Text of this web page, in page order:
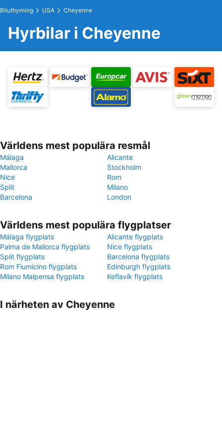
Biluthyrning USA Cheyenne
Hyrbilar i Cheyenne
Världens mest populära resmål
Málaga
Alicante
Mallorca
Stockholm
Nice
Rom
Split
Milano
Barcelona
London
Världens mest populära flygplatser
Málaga flygplats
Alicante flygplats
Palma de Mallorca flygplats
Nice flygplats
Split flygplats
Barcelona flygplats
Rom Fiumicino flygplats
Edinburgh flygplats
Milano Malpensa flygplats
Keflavík flygplats
I närheten av Cheyenne